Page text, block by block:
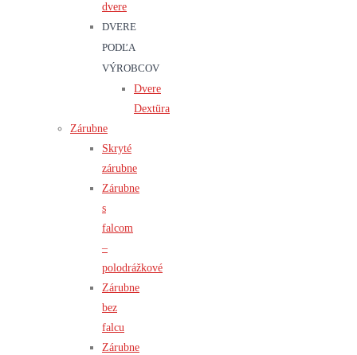
dvere
DVERE
PODĽA
VÝROBCOV
Dvere
Dextüra
Zárubne
Skryté
zárubne
Zárubne
s
falcom
–
polodrážkové
Zárubne
bez
falcu
Zárubne